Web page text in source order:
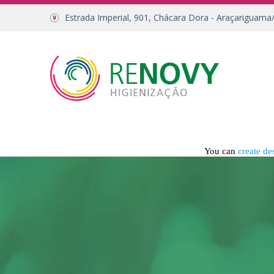
Estrada Imperial, 901, Chácara Dora -
You can create